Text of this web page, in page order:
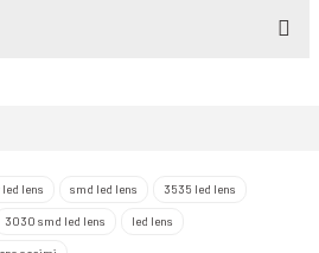
lens smd led lens 3535 led lens
3030 smd led lens led lens